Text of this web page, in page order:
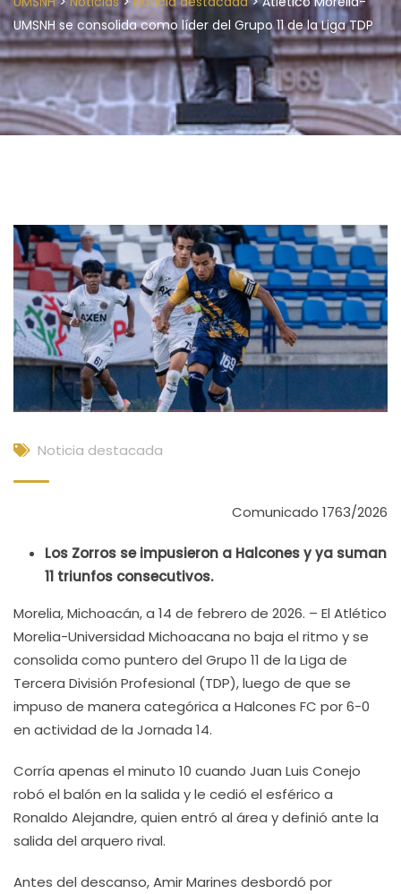
UMSNH se consolida como líder del Grupo 11 de la Liga TDP
Noticia destacada
Comunicado 1763/2026
Los Zorros se impusieron a Halcones y ya suman
11 triunfos consecutivos.
Morelia, Michoacán, a 14 de febrero de 2026. – El Atlético
Morelia-Universidad Michoacana no baja el ritmo y se
consolida como puntero del Grupo 11 de la Liga de
Tercera División Profesional (TDP), luego de que se
impuso de manera categórica a Halcones FC por 6-0
en actividad de la Jornada 14.
Corría apenas el minuto 10 cuando Juan Luis Conejo
robó el balón en la salida y le cedió el esférico a
Ronaldo Alejandre, quien entró al área y definió ante la
salida del arquero rival.
Antes del descanso, Amir Marines desbordó por